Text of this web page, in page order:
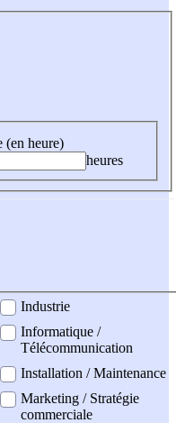
(en heure)
heures
Industrie
Informatique /
Télécommunication
Installation / Maintenance
Marketing / Stratégie
commerciale